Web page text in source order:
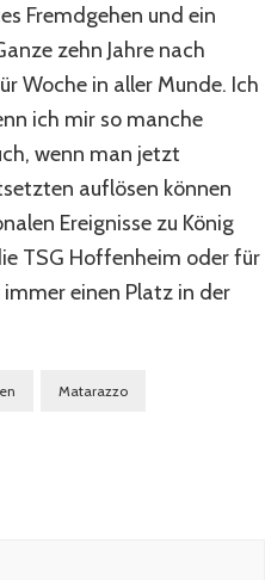
Fremdgehen und ein
zehn Jahre nach
Woche in aller Munde. Ich
ich mir so manche
wenn man jetzt
auflösen können
Ereignisse zu König
TSG Hoffenheim oder für
einen Platz in der
Matarazzo